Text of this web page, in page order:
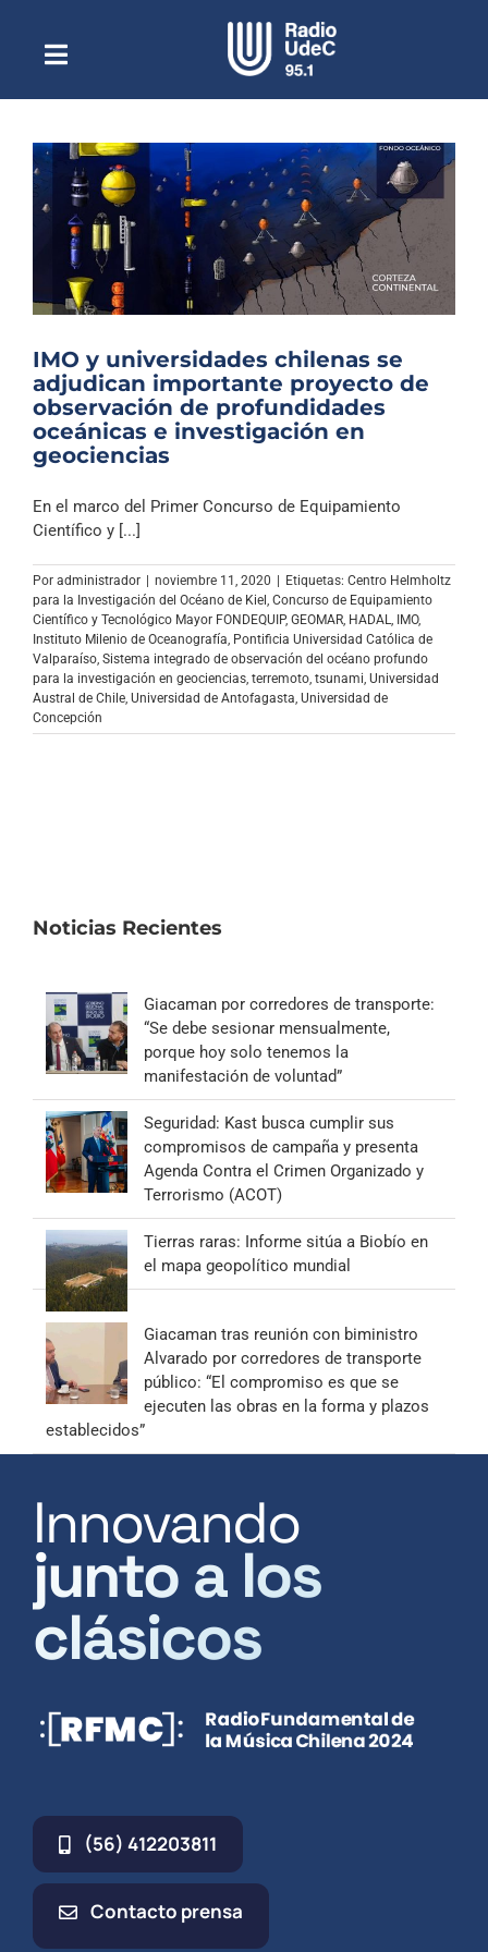
contenidoToggle
NavigationEscuchar Radio UdeC en vivo
Quiénes Somos
Programación
Podcast
Noticias
Columnas
Música Clásica
Archivo Sonoro
IMO y universidades chilenas se
adjudican importante proyecto de
observación de profundidades
oceánicas e investigación en
geociencias
En el marco del Primer Concurso de Equipamiento
Científico y [...]
Por administrador | noviembre 11, 2020 | Etiquetas: Centro Helmholtz
para la Investigación del Océano de Kiel Concurso de Equipamiento
Científico y Tecnológico Mayor FONDEQUIP, GEOMAR HADAL IMO,
Instituto Milenio de Oceanografía Pontificia Universidad Católica de
Valparaíso Sistema integrado de observación del océano profundo
para la investigación en geociencias terremoto tsunami Universidad
Austral de Chile Universidad de Antofagasta Universidad de
Concepción
Noticias Recientes
Giacaman por corredores de transporte:
“Se debe sesionar mensualmente,
porque hoy solo tenemos la
manifestación de voluntad”
Seguridad: Kast busca cumplir sus
compromisos de campaña y presenta
Agenda Contra el Crimen Organizado y
Terrorismo (ACOT)
Tierras raras: Informe sitúa a Biobío en
el mapa geopolítico mundial
Giacaman tras reunión con biministro
Alvarado por corredores de transporte
público: “El compromiso es que se
ejecuten las obras en la forma y plazos
establecidos”
Innovando
junto a los
clásicos
(56) 412203811
Contacto prensa